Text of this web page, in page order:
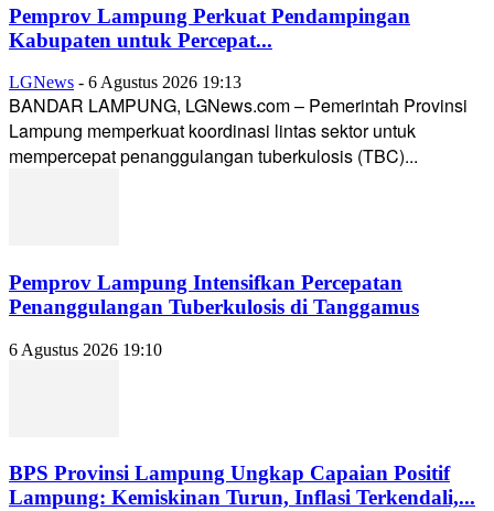
Pemprov Lampung Perkuat Pendampingan
Kabupaten untuk Percepat...
LGNews - 6 Agustus 2026 19:13
BANDAR LAMPUNG, LGNews.com – Pemerintah Provinsi
Lampung memperkuat koordinasi lintas sektor untuk
mempercepat penanggulangan tuberkulosis (TBC)...
Pemprov Lampung Intensifkan Percepatan
Penanggulangan Tuberkulosis di Tanggamus
6 Agustus 2026 19:10
BPS Provinsi Lampung Ungkap Capaian Positif
Lampung: Kemiskinan Turun, Inflasi Terkendali,...